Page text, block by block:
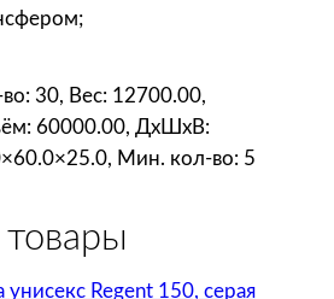
во: 30, Вес: 12700.00,
60000.00, ДxШxВ:
Мин. кол-во: 5